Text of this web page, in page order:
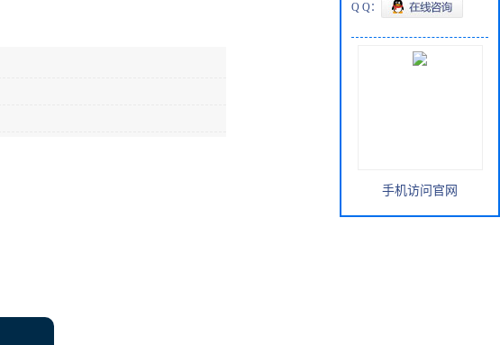
Q Q：
手机访问官网